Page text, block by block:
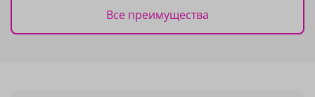
Все преимущества